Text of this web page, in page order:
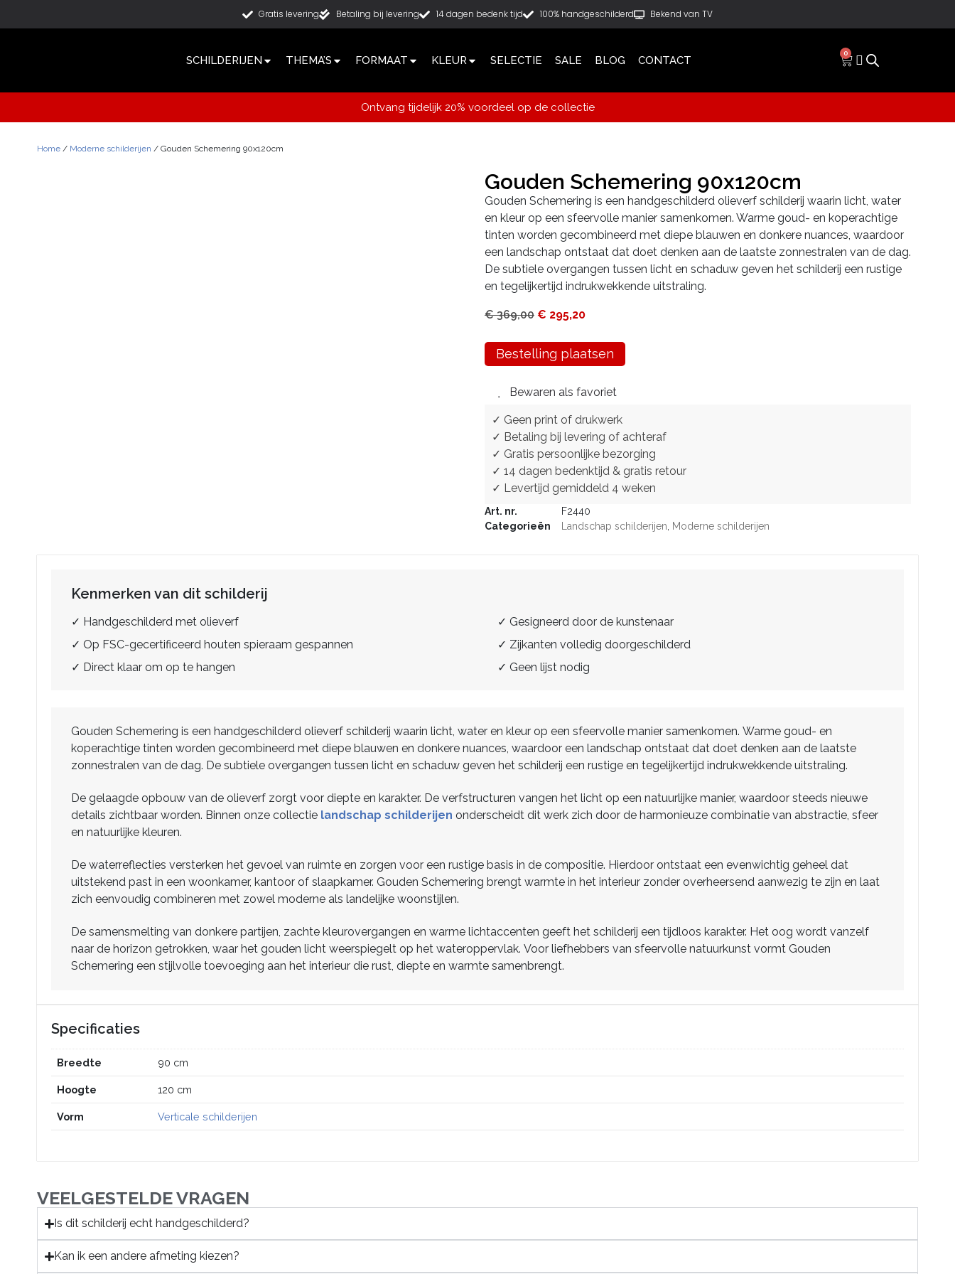
Gratis levering Betaling bij levering 14 dagen bedenk tijd 100% handgeschilderd Bekend van TV
SCHILDERIJEN THEMA’S FORMAAT KLEUR SELECTIE SALE BLOG CONTACT
0
Ontvang tijdelijk 20% voordeel op de collectie
Home / Moderne schilderijen / Gouden Schemering 90x120cm
Gouden Schemering 90x120cm
Gouden Schemering is een handgeschilderd olieverf schilderij waarin licht, water
en kleur op een sfeervolle manier samenkomen. Warme goud- en koperachtige
tinten worden gecombineerd met diepe blauwen en donkere nuances, waardoor
een landschap ontstaat dat doet denken aan de laatste zonnestralen van de dag.
De subtiele overgangen tussen licht en schaduw geven het schilderij een rustige
en tegelijkertijd indrukwekkende uitstraling.
€369,00 € 295,20
Bestelling plaatsen
Bewaren als favoriet
✓ Geen print of drukwerk
✓ Betaling bij levering of achteraf
✓ Gratis persoonlijke bezorging
✓ 14 dagen bedenktijd & gratis retour
✓ Levertijd gemiddeld 4 weken
Art. nr.
F2440
Categorieën
Landschap schilderijen Moderne schilderijen
Kenmerken van dit schilderij
✓ Handgeschilderd met olieverf
✓ Gesigneerd door de kunstenaar
✓ Op FSC-gecertificeerd houten spieraam gespannen
✓ Zijkanten volledig doorgeschilderd
✓ Direct klaar om op te hangen
✓ Geen lijst nodig
Gouden Schemering is een handgeschilderd olieverf schilderij waarin licht, water en kleur op een sfeervolle manier samenkomen. Warme goud- en
koperachtige tinten worden gecombineerd met diepe blauwen en donkere nuances, waardoor een landschap ontstaat dat doet denken aan de laatste
zonnestralen van de dag. De subtiele overgangen tussen licht en schaduw geven het schilderij een rustige en tegelijkertijd indrukwekkende uitstraling.
De gelaagde opbouw van de olieverf zorgt voor diepte en karakter. De verfstructuren vangen het licht op een natuurlijke manier, waardoor steeds nieuwe
details zichtbaar worden. Binnen onze collectie landschap schilderijen onderscheidt dit werk zich door de harmonieuze combinatie van abstractie, sfeer
en natuurlijke kleuren.
De waterreflecties versterken het gevoel van ruimte en zorgen voor een rustige basis in de compositie. Hierdoor ontstaat een evenwichtig geheel dat
uitstekend past in een woonkamer, kantoor of slaapkamer. Gouden Schemering brengt warmte in het interieur zonder overheersend aanwezig te zijn en laat
zich eenvoudig combineren met zowel moderne als landelijke woonstijlen.
De samensmelting van donkere partijen, zachte kleurovergangen en warme lichtaccenten geeft het schilderij een tijdloos karakter. Het oog wordt vanzelf
naar de horizon getrokken, waar het gouden licht weerspiegelt op het wateroppervlak. Voor liefhebbers van sfeervolle natuurkunst vormt Gouden
Schemering een stijlvolle toevoeging aan het interieur die rust, diepte en warmte samenbrengt.
Specificaties
Breedte 90 cm
Hoogte 120 cm
Vorm Verticale schilderijen
VEELGESTELDE VRAGEN
Is dit schilderij echt handgeschilderd?
Kan ik een andere afmeting kiezen?